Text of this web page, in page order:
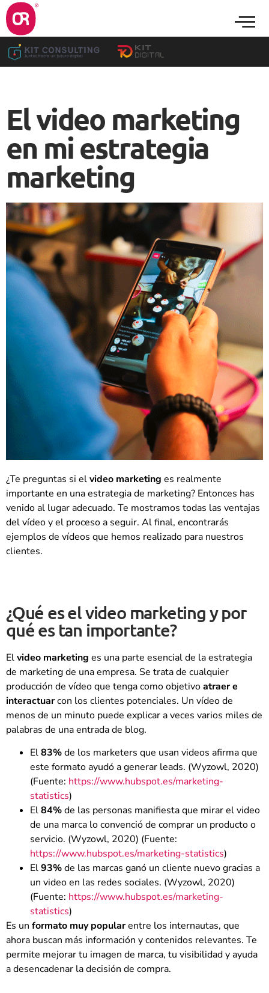
El video marketing
en mi estrategia
marketing
¿Te preguntas si elvideo marketing es realmente
importante en una estrategia de marketing? Entonces has
venido al lugar adecuado. Te mostramos todas las ventajas
del vídeo y el proceso a seguir. Al final, encontrarás
ejemplos de vídeos que hemos realizado para nuestros
clientes.
¿Qué es el video marketing y por
qué es tan importante?
Elvideo marketing es una parte esencial de la estrategia
de marketing de una empresa. Se trata de cualquier
producción de vídeo que tenga como objetivoatraer e
interactuarcon los clientes potenciales. Un vídeo de
menos de un minuto puede explicar a veces varios miles de
palabras de una entrada de blog.
El83%de los marketers que usan videos afirma que
este formato ayudó a generar leads. (Wyzowl, 2020)
(Fuente: https://www.hubspot.es/marketing-
statistics)
El84%de las personas manifiesta que mirar el video
de una marca lo convenció de comprar un producto o
servicio. (Wyzowl, 2020) (Fuente:
https://www.hubspot.es/marketing-statistics)
El93%de las marcas ganó un cliente nuevo gracias a
un video en las redes sociales. (Wyzowl, 2020)
(Fuente: https://www.hubspot.es/marketing-
statistics)
Es un formato muy popularentre los internautas, que
ahora buscan más información y contenidos relevantes. Te
permite mejorar tu imagen de marca, tu visibilidad y ayuda
a desencadenar la decisión de compra.